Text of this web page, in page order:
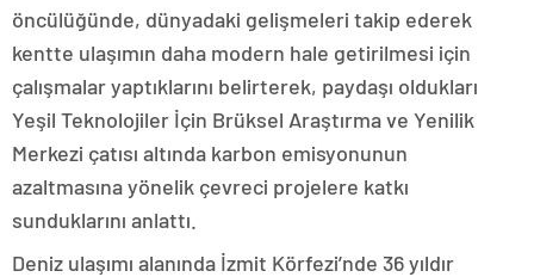
öncülüğünde, dünyadaki gelişmeleri takip ederek
kentte ulaşımın daha modern hale getirilmesi için
çalışmalar yaptıklarını belirterek, paydaşı oldukları
Yeşil Teknolojiler İçin Brüksel Araştırma ve Yenilik
Merkezi çatısı altında karbon emisyonunun
azaltmasına yönelik çevreci projelere katkı
sunduklarını anlattı.
Deniz ulaşımı alanında İzmit Körfezi’nde 36 yıldır